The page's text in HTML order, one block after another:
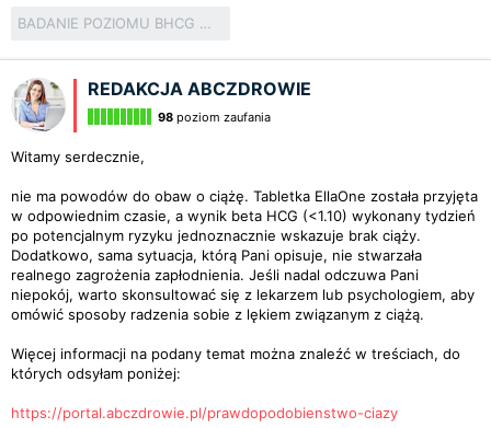
BADANIE POZIOMU BHCG WE KRWI
REDAKCJA ABCZDROWIE
98 poziom zaufania
Witamy serdecznie,
nie ma powodów do obaw o ciążę. Tabletka EllaOne została przyjęta
w odpowiednim czasie, a wynik beta HCG (<1.10) wykonany tydzień
po potencjalnym ryzyku jednoznacznie wskazuje brak ciąży.
Dodatkowo, sama sytuacja, którą Pani opisuje, nie stwarzała
realnego zagrożenia zapłodnienia. Jeśli nadal odczuwa Pani
niepokój, warto skonsultować się z lekarzem lub psychologiem, aby
omówić sposoby radzenia sobie z lękiem związanym z ciążą.
Więcej informacji na podany temat można znaleźć w treściach, do
których odsyłam poniżej:
https://portal.abczdrowie.pl/prawdopodobienstwo-ciazy